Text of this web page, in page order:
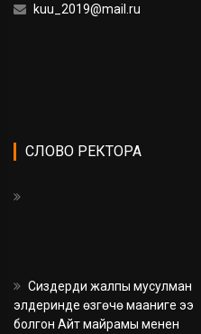
kuu_2019@mail.ru
СЛОВО РЕКТОРА
Сиздерди жалпы мусулман
элдеринде өзгөчө мааниге ээ
болгон Айт майрамы менен